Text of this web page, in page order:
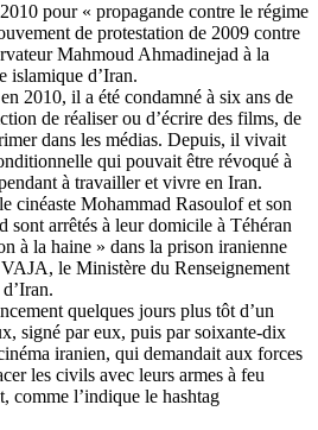
pour « propagande contre le régime
de protestation de 2009 contre
Mahmoud Ahmadinejad à la
islamique d’Iran.
2010, il a été condamné à six ans de
de réaliser ou d’écrire des films, de
dans les médias. Depuis, il vivait
qui pouvait être révoqué à
à travailler et vivre en Iran.
cinéaste Mohammad Rasoulof et son
arrêtés à leur domicile à Téhéran
à la haine » dans la prison iranienne
le Ministère du Renseignement
quelques jours plus tôt d’un
signé par eux, puis par soixante-dix
iranien, qui demandait aux forces
les civils avec leurs armes à feu
comme l’indique le hashtag